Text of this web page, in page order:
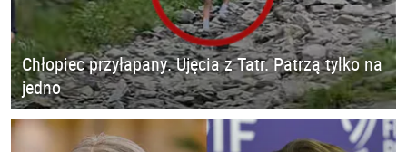
Chłopiec przyłapany. Ujęcia z Tatr. Patrzą tylko na
jedno